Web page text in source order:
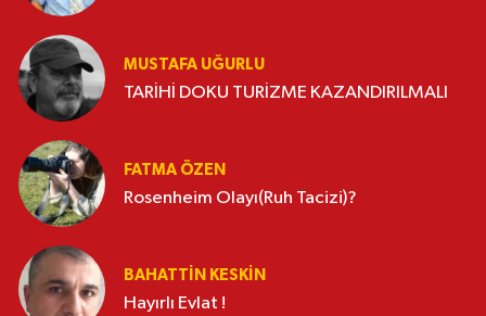
MUSTAFA UĞURLU
TARİHİ DOKU TURİZME KAZANDIRILMALI
FATMA ÖZEN
Rosenheim Olayı(Ruh Tacizi)?
BAHATTIN KESKİN
Hayırlı Evlat !